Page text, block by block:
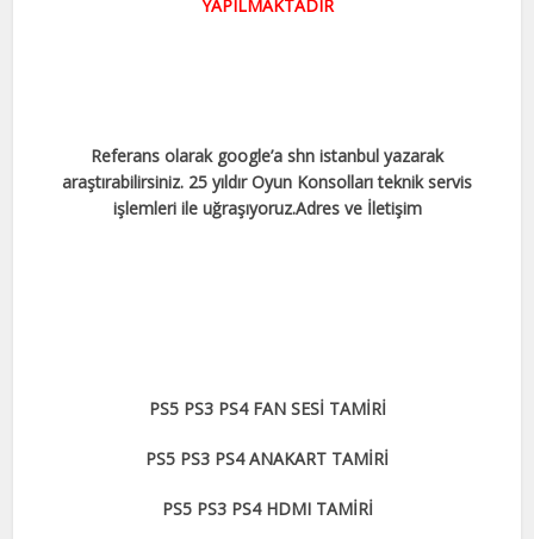
YAPILMAKTADIR
Referans olarak google’a shn istanbul yazarak
araştırabilirsiniz. 25 yıldır Oyun Konsolları teknik servis
işlemleri ile uğraşıyoruz.Adres ve İletişim
PS5 PS3 PS4 FAN SESİ TAMİRİ
PS5 PS3 PS4 ANAKART TAMİRİ
PS5 PS3 PS4 HDMI TAMİRİ